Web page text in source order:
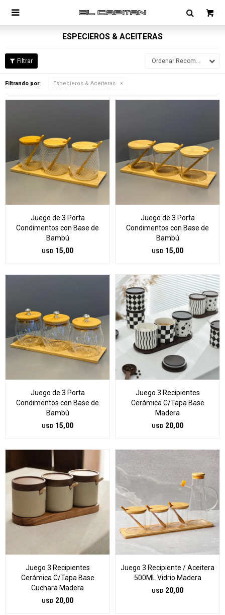

ESPECIEROS & ACEITERAS
Recomendados
Filtrando por: Especieros & Aceiteras
Juego de 3 Porta
Condimentos con Base de
Bambú
USD 15,00
Juego de 3 Porta
Condimentos con Base de
Bambú
USD 15,00
Juego de 3 Porta
Condimentos con Base de
Bambú
USD 15,00
Juego 3 Recipientes
Cerámica C/Tapa Base
Madera
USD 20,00
Juego 3 Recipientes
Cerámica C/Tapa Base
Cuchara Madera
USD 20,00
Juego 3 Recipiente / Aceitera
500ML Vidrio Madera
USD 20,00